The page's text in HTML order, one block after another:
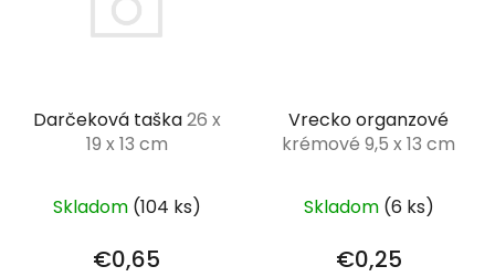
Darčeková taška26 x
19 x 13 cm
Skladom (104 ks)
€0,65
Vrecko organzové
krémové 9,5 x 13 cm
Skladom (6 ks)
€0,25